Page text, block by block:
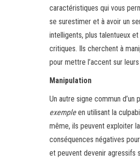
caractéristiques qui vous
se surestimer et à avoir un
intelligents, plus talentueux
critiques. Ils cherchent à
pour mettre l’accent sur
Manipulation
Un autre signe commun
exempleen utilisant la
même, ils peuvent exploiter
conséquences négatives
et peuvent devenir agressifs